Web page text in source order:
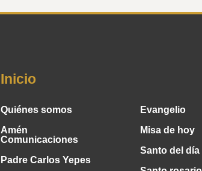
Inicio
Quiénes somos
Amén
Comunicaciones
Padre Carlos Yepes
Evangelio
Misa de hoy
Santo del día